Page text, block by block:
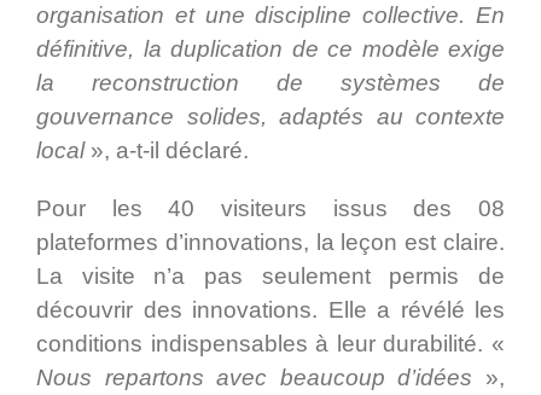
organisation et une discipline collective. En
définitive, la duplication de ce modèle exige
la reconstruction de systèmes de
gouvernance solides, adaptés au contexte
local », a-t-il déclaré.
Pour les 40 visiteurs issus des 08
plateformes d’innovations, la leçon est claire.
La visite n’a pas seulement permis de
découvrir des innovations. Elle a révélé les
conditions indispensables à leur durabilité. «
Nous repartons avec beaucoup d’idées »,